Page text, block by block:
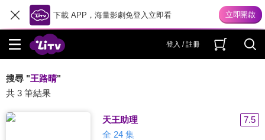
下載 APP，海量影劇免登入立即看
登入 / 註冊
搜尋 "王路晴"
共 3 筆結果
天王助理
7.5
全 24 集